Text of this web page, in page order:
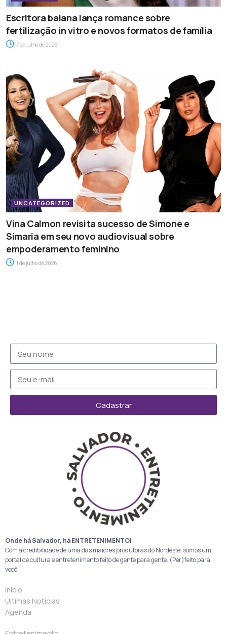
Escritora baiana lança romance sobre
fertilização in vitro e novos formatos de família
7 de julho de 2026
UNCATEGORIZED
Vina Calmon revisita sucesso de Simone e
Simaria em seu novo audiovisual sobre
empoderamento feminino
1 de julho de 2026
Cadastrar
Onde há Salvador, há ENTRETENIMENTO!
Com a credibilidade de uma das maiores produtoras do Nordeste, somos um
portal de cultura e entretenimento feito de gente para gente. (Per)feito para
você!
Início
Últimas Notícias
Agenda